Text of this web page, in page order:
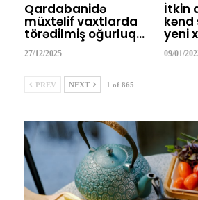
Qardabanidə
müxtəlif vaxtlarda
törədilmiş oğurluq…
27/12/2025
İtkin
kənd
yeni
09/01/
PREV NEXT 1 of 865